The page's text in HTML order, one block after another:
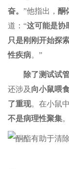
奋。 ”他指出， 酮
道：“这可能是协
只是刚刚开始探
性疾病。”
除了测试试
还涉及 向小鼠喂
了重现。在小鼠中
不是病理性聚集。